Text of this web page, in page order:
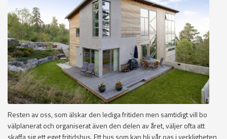
Resten av oss, som älskar den lediga fritiden men samtidigt vill bo
välplanerat och organiserat även den delen av året, väljer ofta att
skaffa sig ett eget fritidshus. Ett hus som kan bli vår oas i verkligheten,